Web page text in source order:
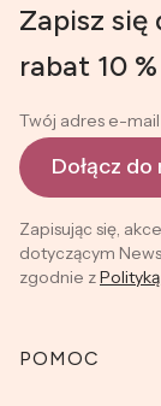
Zapisz
rabat 10
Twój adres e-mail
Dołącz
Zapisując się,
dotyczącym
zgodnie z
Linki w
POMOC